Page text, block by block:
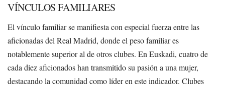
VÍNCULOS FAMILIARES
El vínculo familiar se manifiesta con especial fuerza entre las
aficionadas del Real Madrid, donde el peso familiar es
notablemente superior al de otros clubes. En Euskadi, cuatro de
cada diez aficionados han transmitido su pasión a una mujer,
destacando la comunidad como líder en este indicador. Clubes